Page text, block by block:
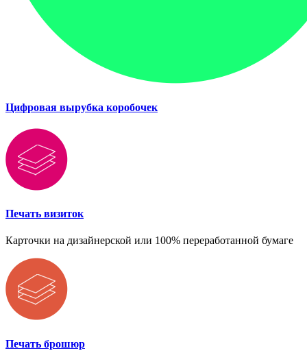
Цифровая вырубка коробочек
Печать визиток
Карточки на дизайнерской или 100% переработанной бумаге
Печать брошюр